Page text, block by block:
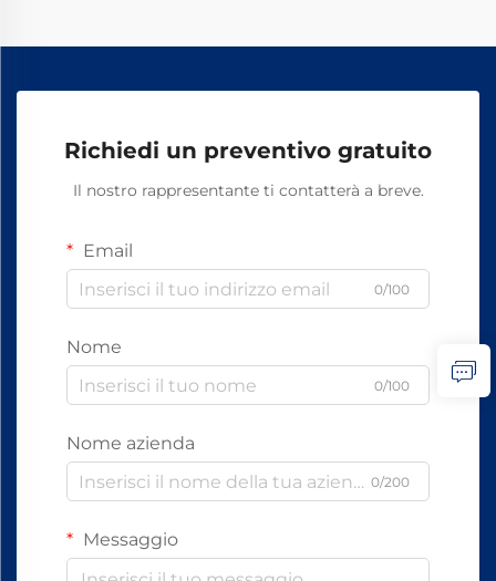
Richiedi un preventivo gratuito
Il nostro rappresentante ti contatterà a breve.
Email
0/100
Nome
0/100
Nome azienda
0/200
Messaggio